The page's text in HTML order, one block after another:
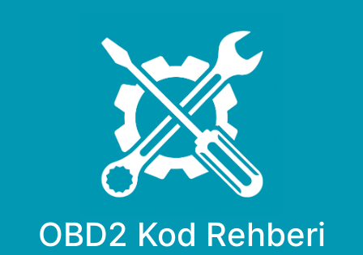
OBD2 Kod Rehberi